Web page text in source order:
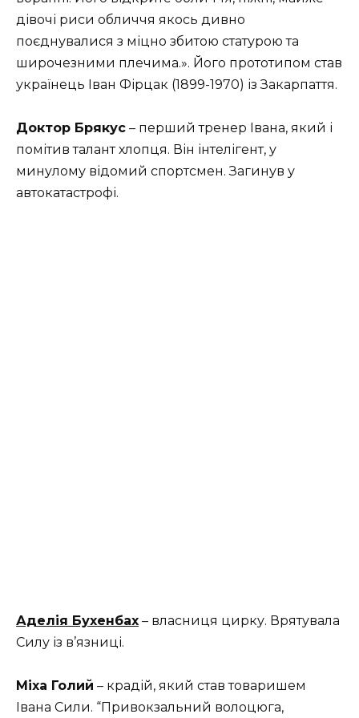
дівочі риси обличчя якось дивно
поєднувалися з міцно збитою статурою та
широчезними плечима.». Його прототипом став
українець Іван Фірцак (1899-1970) із Закарпаття.
Доктор Брякус – перший тренер Івана, який і
помітив талант хлопця. Він інтелігент, у
минулому відомий спортсмен. Загинув у
автокатастрофі.
Аделія Бухенбах – власниця цирку. Врятувала
Силу із в’язниці.
Міха Голий – крадій, який став товаришем
Івана Сили. “Привокзальний волоцюга,